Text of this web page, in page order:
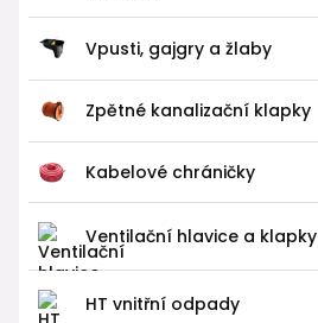
Vpusti, gajgry a žlaby
Zpětné kanalizační klapky
Kabelové chráničky
Ventilační hlavice a klapky
HT vnitřní odpady